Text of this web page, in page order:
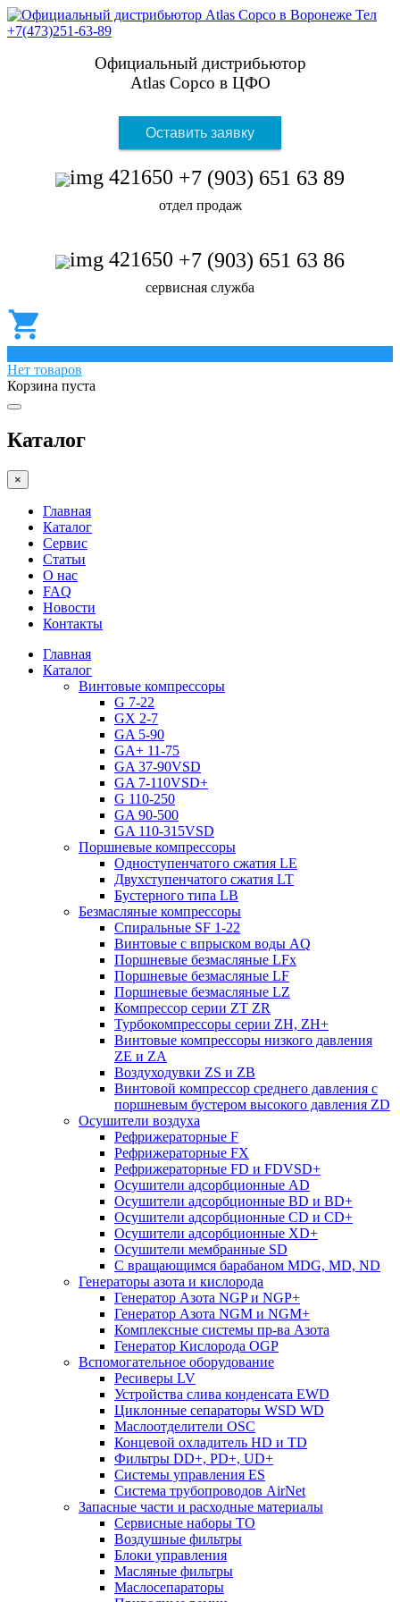
Официальный дистрибьютор
Atlas Copco в ЦФО
Оставить заявку
+7 (903) 651 63 89
отдел продаж
+7 (903) 651 63 86
сервисная служба
Нет товаров
Корзина пуста
Каталог
×
Главная
Каталог
Сервис
Статьи
О нас
FAQ
Новости
Контакты
Главная
Каталог
Винтовые компрессоры
G 7-22
GX 2-7
GA 5-90
GA+ 11-75
GA 37-90VSD
GA 7-110VSD+
G 110-250
GA 90-500
GA 110-315VSD
Поршневые компрессоры
Одноступенчатого сжатия LE
Двухступенчатого сжатия LT
Бустерного типа LB
Безмасляные компрессоры
Cпиральные SF 1-22
Винтовые с впрыском воды AQ
Поршневые безмасляные LFx
Поршневые безмасляные LF
Поршневые безмасляные LZ
Компрессор серии ZT ZR
Турбокомпрессоры серии ZH, ZH+
Винтовые компрессоры низкого давления
ZE и ZA
Воздуходувки ZS и ZB
Винтовой компрессор среднего давления с
поршневым бустером высокого давления ZD
Осушители воздуха
Рефрижераторные F
Рефрижераторные FX
Рефрижераторные FD и FDVSD+
Осушители адсорбционные AD
Осушители адсорбционные BD и BD+
Осушители адсорбционные СD и CD+
Осушители адсорбционные XD+
Осушители мембранные SD
C вращающимся барабаном MDG, MD, ND
Генераторы азота и кислорода
Генератор Азота NGP и NGP+
Генератор Азота NGM и NGM+
Комплексные системы пр-ва Азота
Генератор Кислорода OGP
Вспомогательное оборудование
Ресиверы LV
Устройства слива конденсата EWD
Циклонные сепараторы WSD WD
Маслоотделители OSC
Концевой охладитель HD и TD
Фильтры DD+, PD+, UD+
Системы управления ES
Система трубопроводов AirNet
Запасные части и расходные материалы
Сервисные наборы ТО
Воздушные фильтры
Блоки управления
Масляные фильтры
Маслосепараторы